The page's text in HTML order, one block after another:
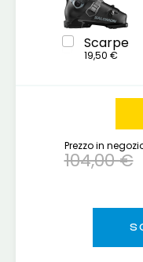
Scarpe
19,50 €
Prezzo in
104,00 €